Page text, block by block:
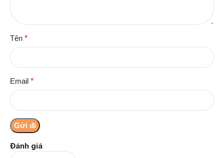
Đánh giá
Tên *
Email *